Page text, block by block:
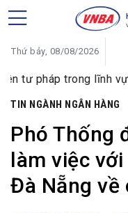
Thứ bảy, 08/08/2026
lĩnh vực tiền tệ và
TIN NGÀNH NGÂN HÀNG
Phó Thống
làm việc
Đà Nẵng về